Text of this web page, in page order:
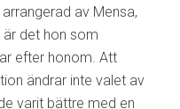
av Mensa,
det hon som
efter honom. Att
ändrar inte valet av
varit bättre med en